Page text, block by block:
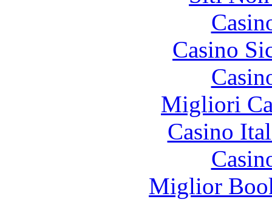
Casino
Migliori
Casino
Miglior